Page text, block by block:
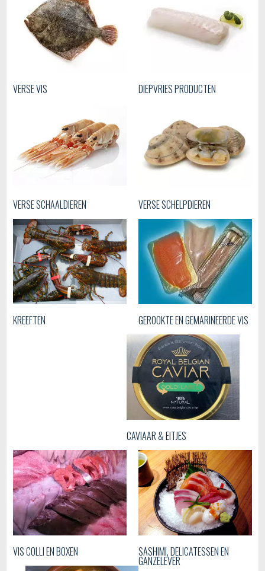
VERSE VIS DIEPVRIES PRODUCTEN
VERSE SCHAALDIEREN VERSE SCHELPDIEREN
KREEFTEN GEROOKTE EN GEMARINEERDE VIS
CAVIAAR & EITJES
SASHIMI, DELICATESSEN EN
GANZELEVER
VIS COLLI EN BOXEN